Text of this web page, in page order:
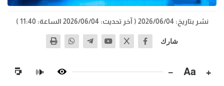
نشر بتاريخ: 2026/06/04 ( آخر تحديث: 2026/06/04 الساعة: 11:40 )
شارك
+
Aa
−
🔊